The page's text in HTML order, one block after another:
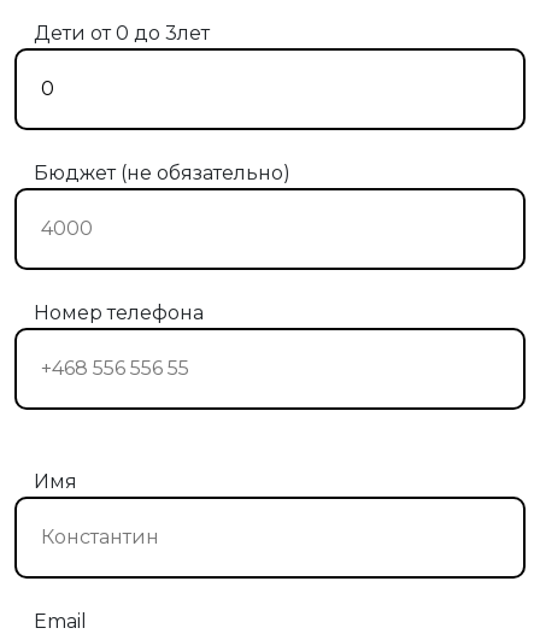
Дети от 0 до 3лет
Бюджет (не обязательно)
Номер телефона
Имя
Email